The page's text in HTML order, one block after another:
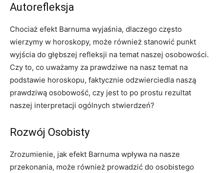
Autorefleksja
Chociaż efekt Barnuma wyjaśnia, dlaczego często
wierzymy w horoskopy, może również stanowić punkt
wyjścia do głębszej refleksji na temat naszej osobowości.
Czy to, co uważamy za prawdziwe na nasz temat na
podstawie horoskopu, faktycznie odzwierciedla naszą
prawdziwą osobowość, czy jest to po prostu rezultat
naszej interpretacji ogólnych stwierdzeń?
Rozwój Osobisty
Zrozumienie, jak efekt Barnuma wpływa na nasze
przekonania, może również prowadzić do osobistego